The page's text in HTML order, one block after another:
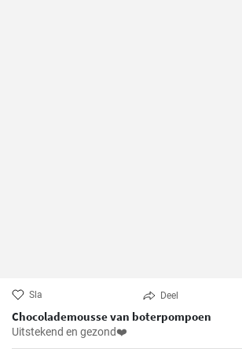
Sla Deel
Chocolademousse van boterpompoen
Uitstekend en gezond❤️